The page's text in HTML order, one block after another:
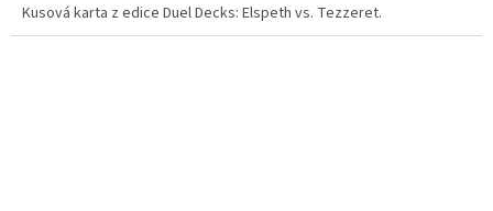
Kusová karta z edice Duel Decks: Elspeth vs. Tezzeret.